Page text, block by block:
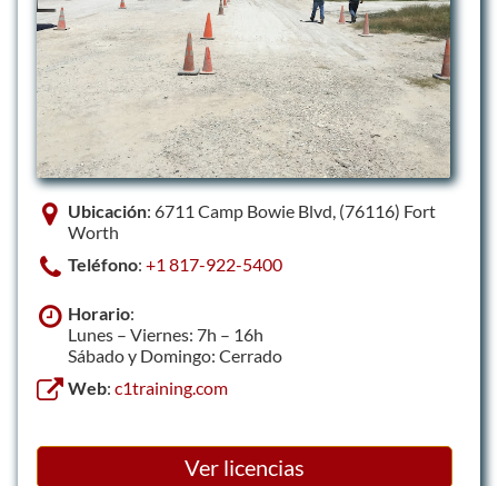
Ubicación: 6711 Camp Bowie Blvd, (76116) Fort
Worth
Teléfono: +1 817-922-5400
Horario:
Lunes – Viernes: 7h – 16h
Sábado y Domingo: Cerrado
Web: c1training.com
Ver licencias